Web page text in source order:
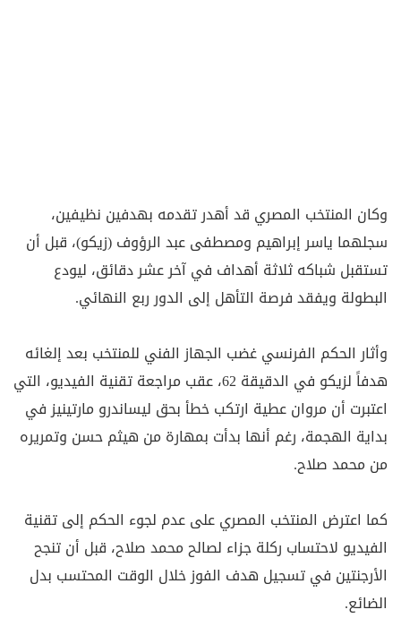
وكان المنتخب المصري قد أهدر تقدمه بهدفين نظيفين،
سجلهما ياسر إبراهيم ومصطفى عبد الرؤوف (زيكو)، قبل أن
تستقبل شباكه ثلاثة أهداف في آخر عشر دقائق، ليودع
البطولة ويفقد فرصة التأهل إلى الدور ربع النهائي.
وأثار الحكم الفرنسي غضب الجهاز الفني للمنتخب بعد إلغائه
هدفاً لزيكو في الدقيقة 62، عقب مراجعة تقنية الفيديو، التي
اعتبرت أن مروان عطية ارتكب خطأ بحق ليساندرو مارتينيز في
بداية الهجمة، رغم أنها بدأت بمهارة من هيثم حسن وتمريره
من محمد صلاح.
كما اعترض المنتخب المصري على عدم لجوء الحكم إلى تقنية
الفيديو لاحتساب ركلة جزاء لصالح محمد صلاح، قبل أن تنجح
الأرجنتين في تسجيل هدف الفوز خلال الوقت المحتسب بدل
الضائع.